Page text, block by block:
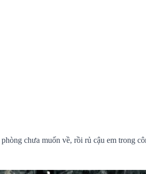
chưa muốn về, rồi rủ cậu em trong